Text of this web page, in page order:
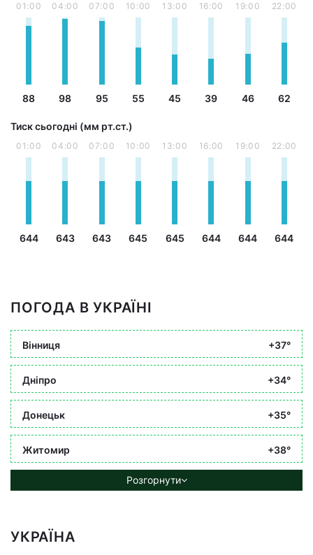
01:00
88
04:00
98
07:00
95
10:00
55
13:00
45
16:00
39
19:00
46
22:00
62
Тиск сьогодні (мм рт.ст.)
01:00
644
04:00
643
07:00
643
10:00
645
13:00
645
16:00
644
19:00
644
22:00
644
ПОГОДА В УКРАЇНІ
Вінниця +37°
Дніпро +34°
Донецьк +35°
Житомир +38°
Розгорнути
УКРАЇНА